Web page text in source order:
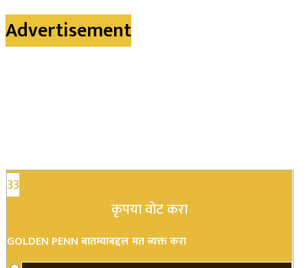
Advertisement
33
कृपया वोट करा
GOLDEN PENN बातम्याबद्दल मत व्यक्त करा